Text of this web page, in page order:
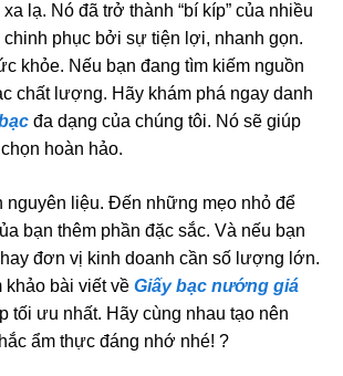
lạ. Nó đã trở thành “bí kíp” của nhiều
phục bởi sự tiện lợi, nhanh gọn.
khỏe. Nếu bạn đang tìm kiếm nguồn
chất lượng. Hãy khám phá ngay danh
đa dạng của chúng tôi. Nó sẽ giúp
hoàn hảo.
nguyên liệu. Đến những mẹo nhỏ để
bạn thêm phần đặc sắc. Và nếu bạn
đơn vị kinh doanh cần số lượng lớn.
bài viết về Giấy bạc nướng giá
tối ưu nhất. Hãy cùng nhau tạo nên
ẩm thực đáng nhớ nhé! ?